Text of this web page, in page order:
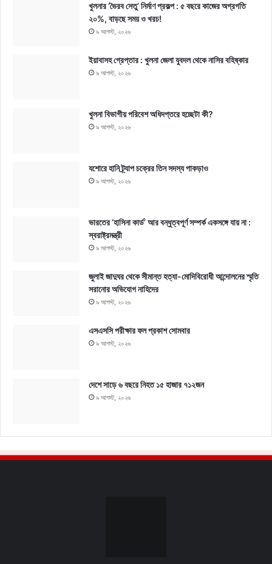
খুলনার ‘ভৈরব সেতু’ নির্মাণ প্রকল্প : ৫ বছরে কাজের অগ্রগতি
২০%, বাড়ছে সময় ও খরচ!
৯ আগস্ট, ২০২৬
ইয়াবাসহ গ্রেপ্তার : খুলনা জেলা যুবদল থেকে নাসির বহিষ্কার
৯ আগস্ট, ২০২৬
খুলনা বিভাগীয় পরিবেশ অধিদপ্তরে হচ্ছেটা কী?
৯ আগস্ট, ২০২৬
যশোরে হানি ট্র্যাপ চক্রের তিন সদস্য পাকড়াও
৯ আগস্ট, ২০২৬
ভারতের ‘হাসিনা কার্ড’ আর বন্ধুত্বপূর্ণ সম্পর্ক একসঙ্গে যায় না :
স্বরাষ্ট্রমন্ত্রী
৯ আগস্ট, ২০২৬
জুলাই জাদুঘর থেকে সীমান্ত হত্যা-মোদিবিরোধী আন্দোলনের স্মৃতি
সরানোর অভিযোগ নাহিদের
৯ আগস্ট, ২০২৬
এসএসসি পরীক্ষার ফল প্রকাশ সোমবার
৯ আগস্ট, ২০২৬
দেশে সাড়ে ৬ বছরে নিহত ১৫ হাজার ৭১২জন
৯ আগস্ট, ২০২৬